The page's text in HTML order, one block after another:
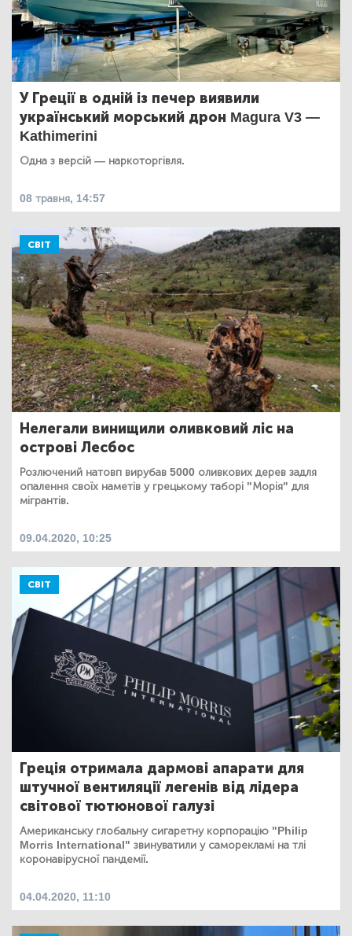
У Греції в одній із печер виявили
український морський дрон Magura V3 —
Kathimerini
Одна з версій — наркоторгівля.
08 травня, 14:57
СВІТ
Нелегали винищили оливковий ліс на
острові Лесбос
Розлючений натовп вирубав 5000 оливкових дерев задля
опалення своїх наметів у грецькому таборі "Морія" для
мігрантів.
09.04.2020, 10:25
СВІТ
Греція отримала дармові апарати для
штучної вентиляції легенів від лідера
світової тютюнової галузі
Американську глобальну сигаретну корпорацію "Philip
Morris International" звинуватили у саморекламі на тлі
коронавірусної пандемії.
04.04.2020, 11:10